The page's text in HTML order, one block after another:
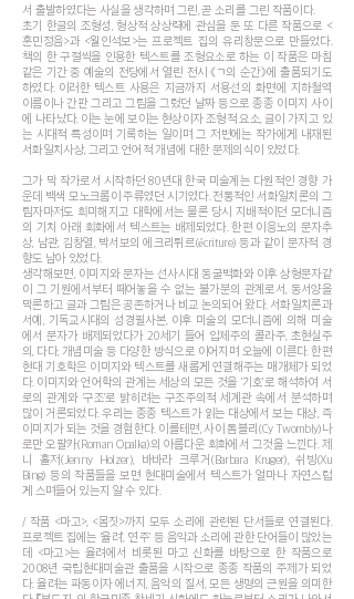
서 출발하였다는 사실을 생각하며 그린, 곧 소리를 그린 작품이다.
초기 한글의 조형성, 형상적 상상력에 관심을 둔 또 다른 작품으로 <
훈민정음>과 <월인석보>는 프로젝트 집의 유리창문으로 만들었다.
책의 한 구절씩을 인용한 텍스트를 조형요소로 하는 이 작품은 마침
같은 기간 중 예술의 전당에서 열린 전시 《ㄱ의 순간》에 출품되기도
하였다. 이러한 텍스트 사용은 지금까지 서용선의 화면에 지하철역
이름이나 간판 그리고 그림을 그렸던 날짜 등으로 종종 이미지 사이
에 나타났다. 이는 눈에 보이는 현상이자 조형적 요소, 글이 가지고 있
는 시대적 특성이며 기록하는 일이며 그 저변에는 작가에게 내재된
서화일치사상, 그리고 언어적 개념에 대한 문제의식이 있었다.
그가 막 작가로서 시작하던 80년대 한국 미술계는 다원적인 경향 가
운데 백색 모노크롬이 주류였던 시기였다. 전통적인 서화일치론의 그
림자마저도 희미해지고 대학에서는 물론 당시 지배적이던 모더니즘
의 기치 아래 회화에서 텍스트는 배제되었다. 한편 이응노의 문자추
상, 남관, 김창열, 박서보의 에크리튀르(écriture) 등과 같이 문자적 경
향도 남아 있었다.
생각해보면, 이미지와 문자는 선사시대 동굴벽화와 이후 상형문자같
이 그 기원에서부터 떼어놓을 수 없는 불가분의 관계로서, 동서양을
막론하고 글과 그림은 공존하거나 비교 논의되어 왔다. 서화일치론과
서예, 기독교시대의 성경필사본, 이후 미술의 모더니즘에 의해 미술
에서 문자가 배제되었다가 20세기 들어 입체주의 콜라주, 초현실주
의, 다다, 개념미술 등 다양한 방식으로 이어지며 오늘에 이른다. 한편
현대 기호학은 이미지와 텍스트를 새롭게 연결해주는 매개체가 되었
다. 이미지와 언어학의 관계는 세상의 모든 것을 ‘기호’로 해석하여 서
로의 관계와 ‘구조’로 밝히려는 구조주의적 세계관 속에서 분석하며
많이 거론되었다. 우리는 종종 텍스트가 읽는 대상에서 보는 대상, 즉
이미지가 되는 것을 경험한다. 이를테면, 사이 톰블리(Cy Twombly)나
로만 오팔카(Roman Opalka)의 아름다운 회화에서 그것을 느낀다. 제
니 홀저(Jenny Holzer), 바바라 크루거(Barbara Kruger), 쉬빙(Xu
Bing) 등의 작품들을 보면 현대미술에서 텍스트가 얼마나 자연스럽
게 스며들어 있는지 알 수 있다.
/ 작품 <마고>, <몸짓>까지 모두 소리에 관련된 단서들로 연결된다.
프로젝트 집에는 ‘율려’, ‘연주’ 등 음악과 소리에 관한 단어들이 많았는
데 <마고>는 율려에서 비롯된 마고 신화를 바탕으로 한 작품으로
2008년 국립현대미술관 출품을 시작으로 종종 작품의 주제가 되었
다. 율려는 파동이자 에너지, 음악의 질서, 모든 생명의 근원을 의미한